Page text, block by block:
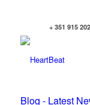
+ 351 915
Blog - Latest